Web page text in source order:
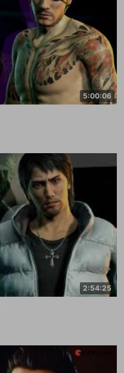
5:00:06
2:54:25